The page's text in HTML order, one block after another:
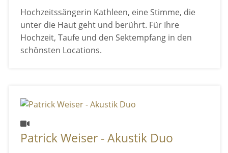
Hochzeitssängerin Kathleen, eine Stimme, die
unter die Haut geht und berührt. Für Ihre
Hochzeit, Taufe und den Sektempfang in den
schönsten Locations.
Patrick Weiser - Akustik Duo